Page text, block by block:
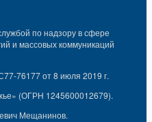
по надзору в сфере
и массовых коммуникаций
76177 от 8 июля 2019 г.
(ОГРН 1245600012679).
Мещанинов.